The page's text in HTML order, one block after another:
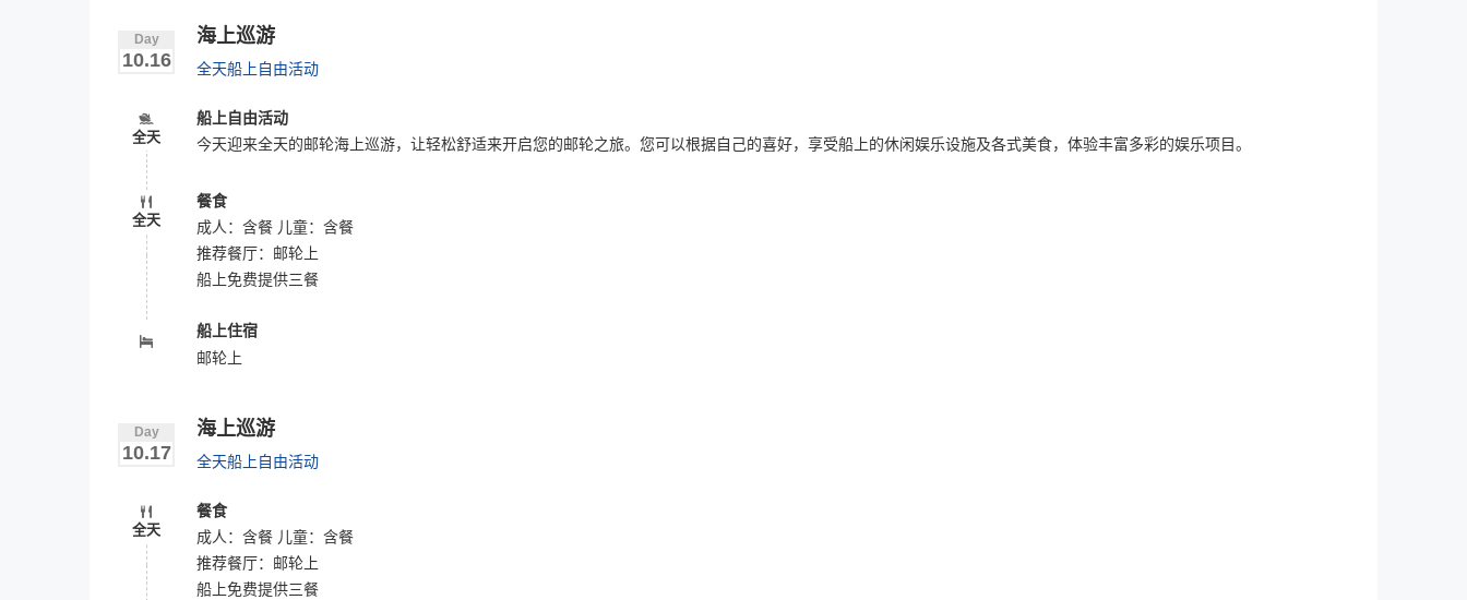
Day
10.16
海上巡游
全天船上自由活动
全天
船上自由活动
今天迎来全天的邮轮海上巡游，让轻松舒适来开启您的邮轮之旅。您可以根据自己的喜好，享受船上的休闲娱乐设施及各式美食，体验丰富多彩的娱乐项目。
全天
餐食
成人：含餐 儿童：含餐
推荐餐厅： 邮轮上
船上免费提供三餐
船上住宿
邮轮上
Day
10.17
海上巡游
全天船上自由活动
全天
餐食
成人：含餐 儿童：含餐
推荐餐厅： 邮轮上
船上免费提供三餐